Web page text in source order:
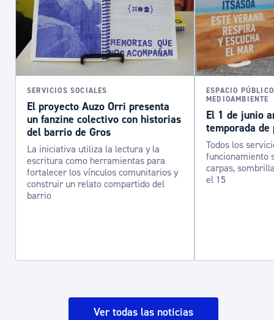
SERVICIOS SOCIALES
El proyecto Auzo Orri presenta
un fanzine colectivo con historias
del barrio de Gros
La iniciativa utiliza la lectura y la
escritura como herramientas para
fortalecer los vínculos comunitarios y
construir un relato compartido del
barrio
ESPACIO
MEDIOAMBIENTE
El 1 de junio
temporada de
Todos los
funcionamiento
carpas,
el 15
Ver todas las noticias